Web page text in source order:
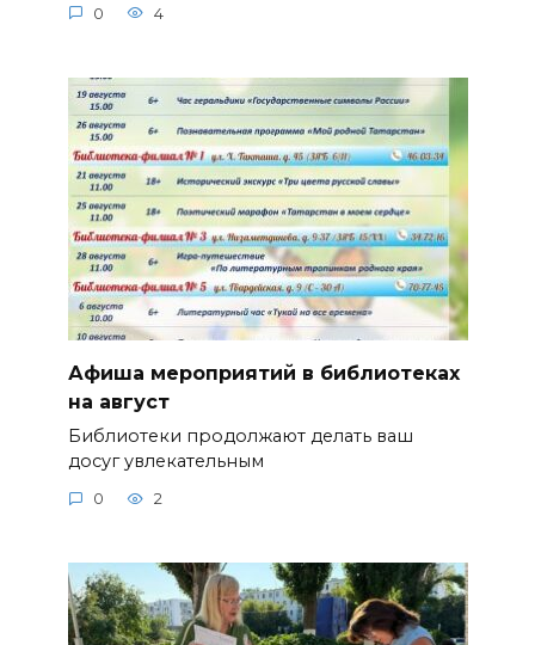
0 4
Афиша мероприятий в библиотеках
на август
Библиотеки продолжают делать ваш
досуг увлекательным
0 2